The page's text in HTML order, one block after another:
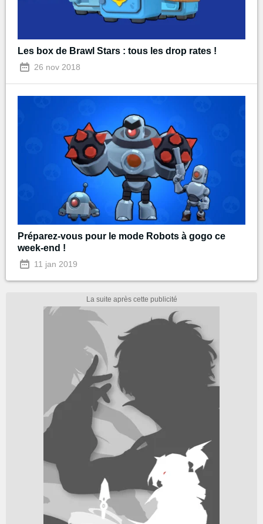
Les box de Brawl Stars : tous les drop rates !
26 nov 2018
Préparez-vous pour le mode Robots à gogo ce
week-end !
11 jan 2019